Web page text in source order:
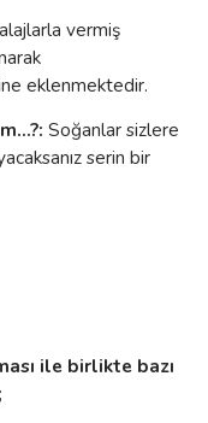
vermiş
eklenmektedir.
Soğanlar sizlere
serin bir
ile birlikte bazı